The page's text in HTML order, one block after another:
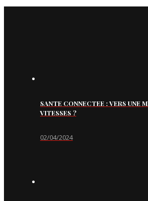
SANTE CONNECTEE : VERS UNE
VITESSES ?
02/04/2024